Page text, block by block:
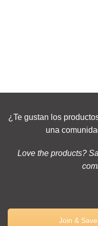
¿Te gustan los
una
Love the products?
Join &